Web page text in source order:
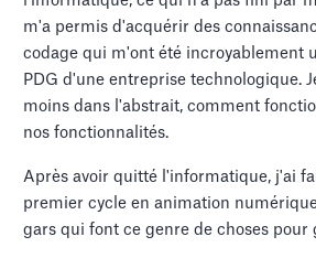
m'a permis d'acquérir des
codage qui m'ont été incroyablement
PDG d'une entreprise technologique.
moins dans l'abstrait, comment
nos fonctionnalités.
Après avoir quitté l'informatique, j'ai
premier cycle en animation
gars qui font ce genre de choses pour